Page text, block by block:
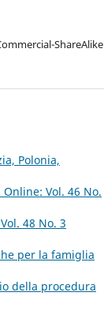
ShareAlike
Polonia,
Online: Vol. 46 No.
48 No. 3
per la famiglia
della procedura